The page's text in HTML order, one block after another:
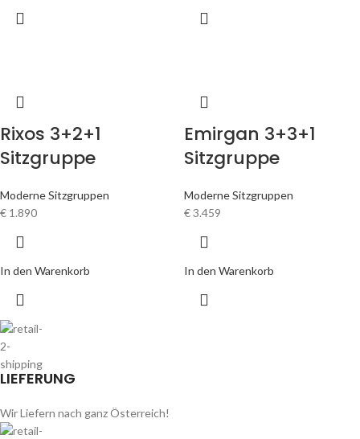
Rixos 3+2+1
Sitzgruppe
Moderne Sitzgruppen
€ 1.890
In den Warenkorb
Emirgan 3+3+1
Sitzgruppe
Moderne Sitzgruppen
€3.459
In den Warenkorb
LIEFERUNG
Wir Liefern nach ganz Österreich!